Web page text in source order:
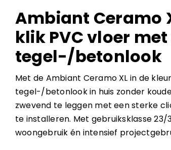
Ambiant Ceramo
klik PVC vloer
tegel-/betonlook
Met de Ambiant Ceramo XL in de
tegel-/betonlook in huis zonder
zwevend te leggen met een sterke
te installeren. Met gebruiksklasse
woongebruik én intensief